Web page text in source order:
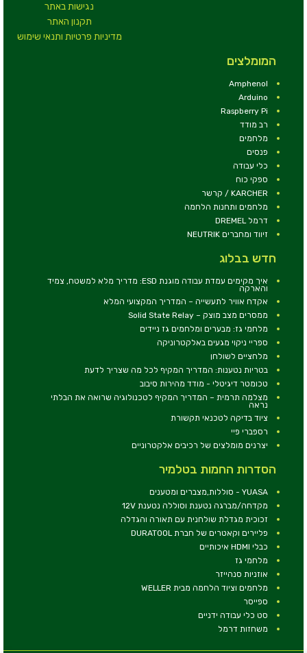
נגישות באתר
תקנון האתר
מדיניות פרטיות ותנאי שימוש
המומלצים
Amphenol
Arduino
Raspberry Pi
רב מודד
מלחמים
פנסים
כלי עבודה
ספקי כוח
KARCHER / קרשר
מלחמים ותחנות הלחמה
דרמל DREMEL
זיווד ומחברים NEUTRIK
חדש בבלוג
איך מקימים עמדת עבודה מוגנת ESD: מדריך מלא למשטח, צמיד
והארקה
אקדח אוויר לתעשייה – המדריך המקצועי המלא
ממסרים מצב מוצק – Solid State Relay
מלחמי גז: מבערים ומלחמים גז ניידים
ספריי ניקוי מגעים באלקטרוניקה
מלחציים לשולחן
בטריות נטענות: המדריך המקיף לכל מה שצריך לדעת
טכומטר דיגיטלי - מודד מהירות סיבוב
מצלמה תרמית – המדריך המקיף לטכנולוגיה שרואה את הבלתי
נראה
ציוד בדיקה לטכנאי תקשורת
רספברי פיי
יצרנים מומלצים של רכיבים אלקטרוניים
הסדרות החמות בטלמיר
YUASA - סוללות,מצברים ומטענים
מקדחה/מברגה נטענת וסוללה נטענת 12V
זכוכית מגדלת שולחנית עם תאורה והגדלה
פליירים וקאטרים של חברת DURATOOL
כבלי HDMI איכותיים
מלחמי גז
אוזניות סנהייזר
מלחמים וציוד הלחמה מבית WELLER
ספייסר
סט כלי עבודה ידניים
משחזות דרמל